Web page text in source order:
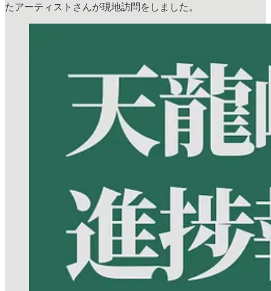
たアーティストさんが現地訪問をしました。